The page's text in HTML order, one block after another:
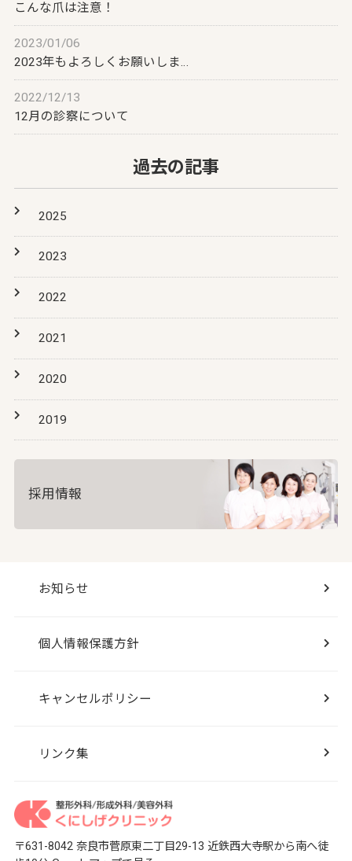
こんな爪は注意！
2023/01/06
2023年もよろしくお願いしま…
2022/12/13
12月の診察について
過去の記事
2025
2023
2022
2021
2020
2019
採用情報
お知らせ
個人情報保護方針
キャンセルポリシー
リンク集
〒631-8042 奈良市菅原東二丁目29-13 近鉄西大寺駅から南へ徒